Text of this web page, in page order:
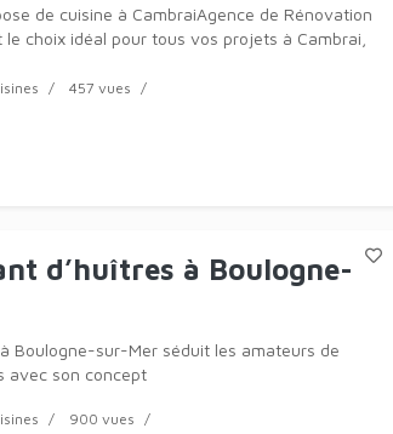
de cuisine à CambraiAgence de Rénovation
choix idéal pour tous vos projets à Cambrai,
457 vues
d’huîtres à Boulogne-
Boulogne-sur-Mer séduit les amateurs de
avec son concept
900 vues